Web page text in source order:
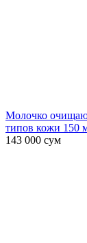
Молочко
типов кожи 150
143 000 сум